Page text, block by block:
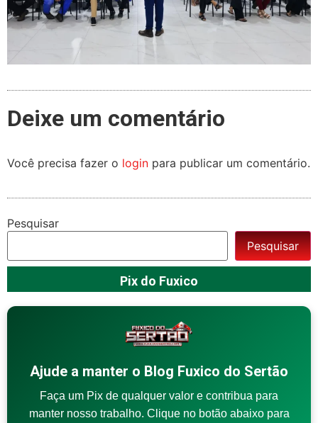
Deixe um comentário
Você precisa fazer o login para publicar um comentário.
Pesquisar
Pesquisar
Pix do Fuxico
Ajude a manter o Blog Fuxico do Sertão
Faça um Pix de qualquer valor e contribua para
manter nosso trabalho. Clique no botão abaixo para